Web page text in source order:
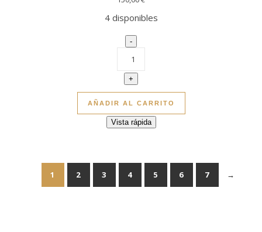
4 disponibles
Skate cruiser - Crow 31,5 Fat
-
+
AÑADIR AL CARRITO
Vista rápida
1 2 3 4 5 6 7 →